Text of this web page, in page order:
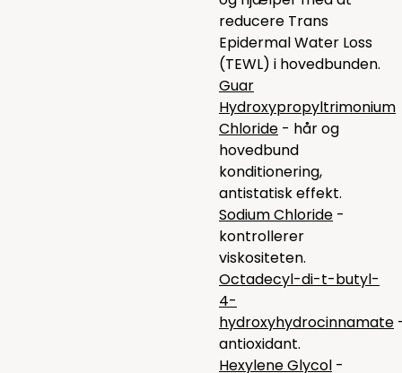
reducere Trans
Epidermal Water Loss
(TEWL) i hovedbunden.
Guar
Hydroxypropyltrimonium
Chloride - hår og
hovedbund
konditionering,
antistatisk effekt.
Sodium Chloride -
kontrollerer
viskositeten.
Octadecyl-di-t-butyl-
4-
hydroxyhydrocinnamate
antioxidant.
Hexylene Glycol -